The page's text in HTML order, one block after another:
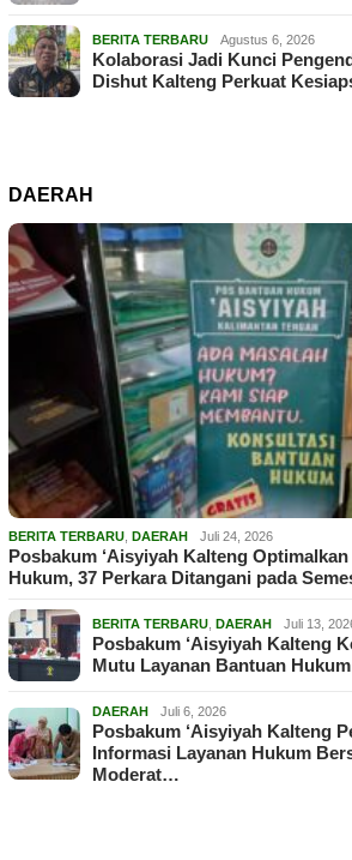
BERITA TERBARU Agustus 6, 2026
Kolaborasi Jadi Kunci
Dishut Kalteng Perkuat
DAERAH
BERITA TERBARU DAERAH Juli 24, 2026
Posbakum ‘Aisyiyah Kalteng
Hukum, 37 Perkara Ditangani pada
BERITA TERBARU DAERAH Juli 13,
Posbakum ‘Aisyiyah Kalteng
Mutu Layanan Bantuan
DAERAH Juli 6, 2026
Posbakum ‘Aisyiyah Kalteng
Informasi Layanan Hukum
Moderat…